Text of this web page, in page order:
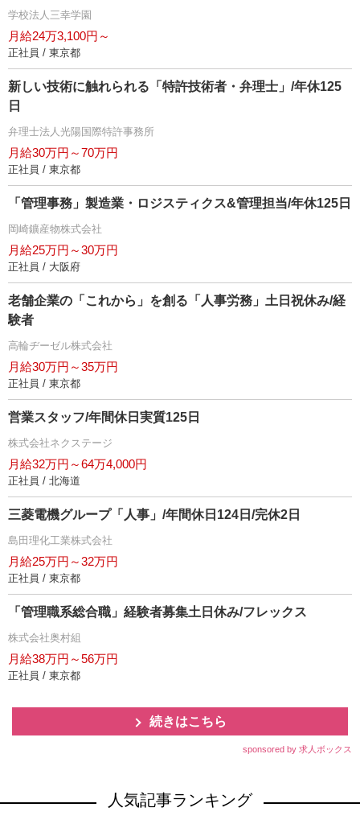
学校法人三幸学園
月給24万3,100円～
正社員 / 東京都
新しい技術に触れられる「特許技術者・弁理士」/年休125
日
弁理士法人光陽国際特許事務所
月給30万円～70万円
正社員 / 東京都
「管理事務」製造業・ロジスティクス&管理担当/年休125日
岡崎鑛産物株式会社
月給25万円～30万円
正社員 / 大阪府
老舗企業の「これから」を創る「人事労務」土日祝休み/経
験者
高輪ヂーゼル株式会社
月給30万円～35万円
正社員 / 東京都
営業スタッフ/年間休日実質125日
株式会社ネクステージ
月給32万円～64万4,000円
正社員 / 北海道
三菱電機グループ「人事」/年間休日124日/完休2日
島田理化工業株式会社
月給25万円～32万円
正社員 / 東京都
「管理職系総合職」経験者募集土日休み/フレックス
株式会社奥村組
月給38万円～56万円
正社員 / 東京都
続きはこちら
sponsored by 求人ボックス
人気記事ランキング